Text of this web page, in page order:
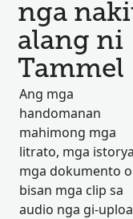
nga
alang ni
Tammel
Ang mga
handomanan
mahimong mga
litrato, mga
mga dokumento o
bisan mga clip sa
audio nga gi-